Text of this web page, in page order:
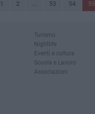
1 2 ... 53 54 55
Turismo
Nightlife
Eventi e cultura
Scuola e Lavoro
Associazioni